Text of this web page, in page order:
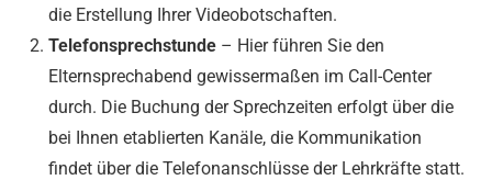
die Erstellung Ihrer Videobotschaften.
Telefonsprechstunde – Hier führen Sie den
Elternsprechabend gewissermaßen im Call-Center
durch. Die Buchung der Sprechzeiten erfolgt über die
bei Ihnen etablierten Kanäle, die Kommunikation
findet über die Telefonanschlüsse der Lehrkräfte statt.